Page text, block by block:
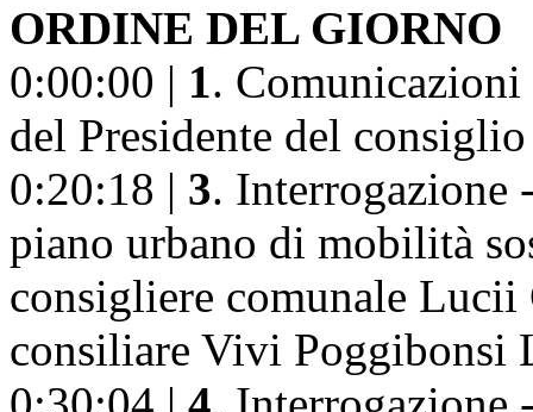
ORDINE DEL GIORNO
0:00:00 | 1.
del Presidente del
0:20:18 | 3. Interrogazione
piano urbano di mobilità
consigliere comunale
consiliare Vivi Poggibonsi